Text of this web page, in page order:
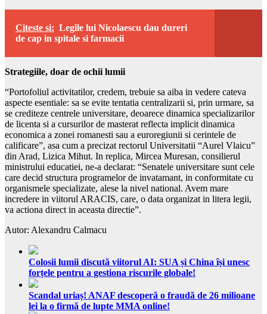
Citeste si: Legile lui Nicolaescu dau dureri
de cap in spitale si farmacii
Strategiile, doar de ochii lumii
“Portofoliul activitatilor, credem, trebuie sa aiba in vedere cateva
aspecte esentiale: sa se evite tentatia centralizarii si, prin urmare, sa
se crediteze centrele universitare, deoarece dinamica specializarilor
de licenta si a cursurilor de masterat reflecta implicit dinamica
economica a zonei romanesti sau a euroregiunii si cerintele de
calificare”, asa cum a precizat rectorul Universitatii “Aurel Vlaicu”
din Arad, Lizica Mihut. In replica, Mircea Muresan, consilierul
ministrului educatiei, ne-a declarat: “Senatele universitare sunt cele
care decid structura programelor de invatamant, in conformitate cu
organismele specializate, alese la nivel national. Avem mare
incredere in viitorul ARACIS, care, o data organizat in litera legii,
va actiona direct in aceasta directie”.
Autor: Alexandru Calmacu
Colosii lumii discută viitorul AI: SUA și China își unesc
forțele pentru a gestiona riscurile globale!
Scandal uriaș! ANAF descoperă o fraudă de 26 milioane
lei la o firmă de lupte MMA online!